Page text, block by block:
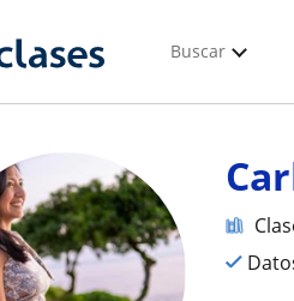
Buscar